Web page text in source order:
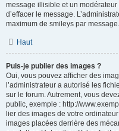
message illisible et un
d’effacer le message.
maximum de smileys par message.
Haut
Puis-je publier des images ?
Oui, vous pouvez afficher des
l’administrateur a autorisé les
sur le forum. Autrement, vous
public, exemple : http://
lier des images de votre
images placées derrière des